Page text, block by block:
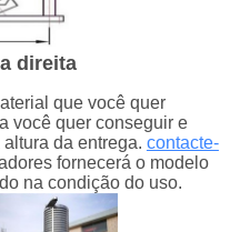
direita
que você quer
você quer conseguir e
da entrega. contacte-
fornecerá o modelo
na condição do uso.